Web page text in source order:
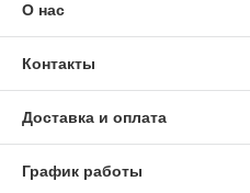
О нас
Контакты
Доставка и оплата
График работы